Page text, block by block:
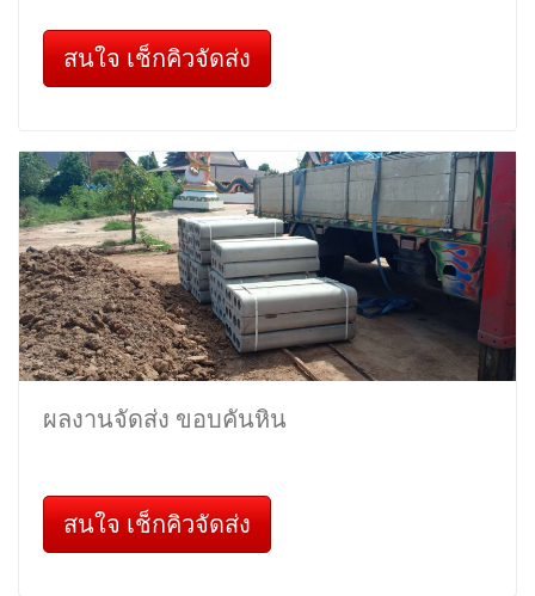
สนใจ เช็กคิวจัดส่ง
ผลงานจัดส่ง ขอบคันหิน
สนใจ เช็กคิวจัดส่ง